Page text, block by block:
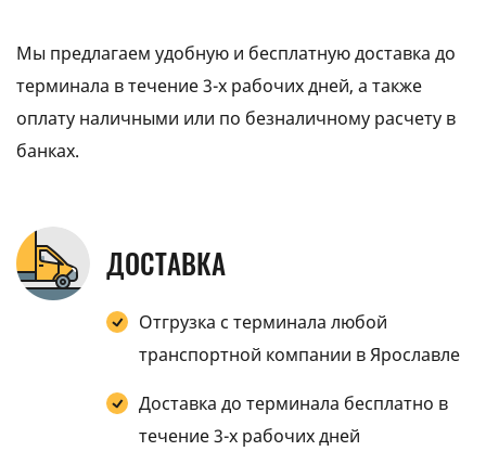
Мы предлагаем удобную и бесплатную доставка до
терминала в течение 3-х рабочих дней, а также
оплату наличными или по безналичному расчету в
банках.
ДОСТАВКА
Отгрузка с терминала любой
транспортной компании в Ярославле
Доставка до терминала бесплатно в
течение 3-х рабочих дней